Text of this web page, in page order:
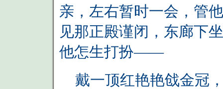
亲，左右暂时一会，管
见那正殿谨闭，东廊下
他怎生打扮——
戴一顶红艳艳戗金冠